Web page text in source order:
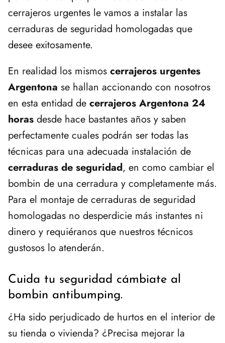
cerrajeros urgentes le vamos a instalar las
cerraduras de seguridad homologadas que
desee exitosamente.
En realidad los mismos cerrajeros urgentes
Argentona se hallan accionando con nosotros
en esta entidad de cerrajeros Argentona 24
horas desde hace bastantes años y saben
perfectamente cuales podrán ser todas las
técnicas para una adecuada instalación de
cerraduras de seguridad, en como cambiar el
bombin de una cerradura y completamente más.
Para el montaje de cerraduras de seguridad
homologadas no desperdicie más instantes ni
dinero y requiéranos que nuestros técnicos
gustosos lo atenderán.
Cuida tu seguridad cámbiate al
bombin antibumping.
¿Ha sido perjudicado de hurtos en el interior de
su tienda o vivienda? ¿Precisa mejorar la